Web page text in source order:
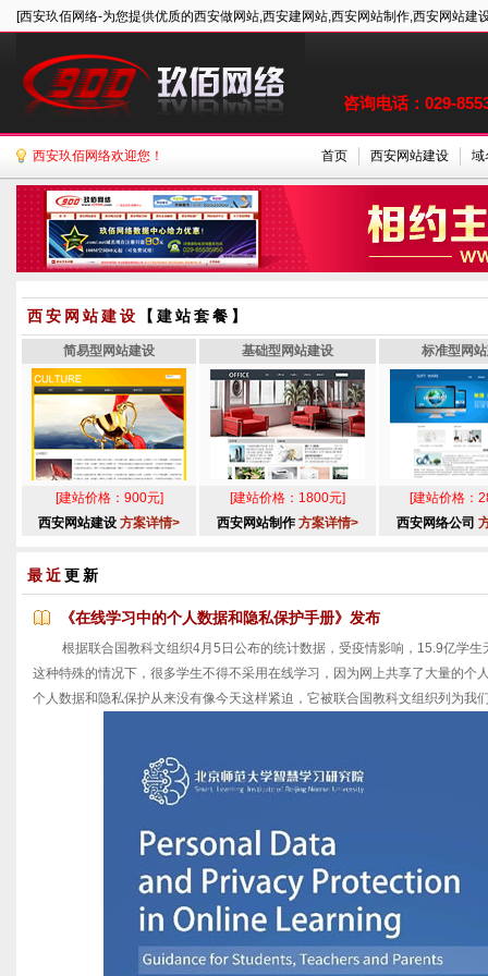
[西安玖佰网络-为您提供优质的西安做网站,西安建网站,西安网站制作,西安网站建
咨询电话：029-
西安玖佰网络欢迎您！ 首页 西安网站建设 域
西安网站建设 【建站套餐】
简易型网站建设
[建站价格：900元]
西安网站建设 方案详情>
基础型网站建设
[建站价格：1800元]
西安网站制作 方案详情>
标准型网
[建站价格：
西安网络公司
最近更新
《在线学习中的个人数据和隐私保护手册》发布
根据联合国教科文组织4月5日公布的统计数据，受疫情影响，15.9亿学生
这种特殊的情况下，很多学生不得不采用在线学习，因为网上共享了大量的个
个人数据和隐私保护从来没有像今天这样紧迫，它被联合国教科文组织列为我